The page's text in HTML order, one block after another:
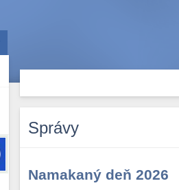
Správy
Namakaný deň 2026